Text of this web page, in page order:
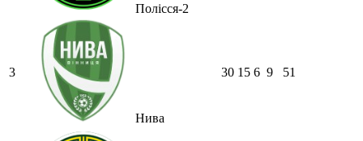
Полісся-2
3
Нива
30 15 6 9 51